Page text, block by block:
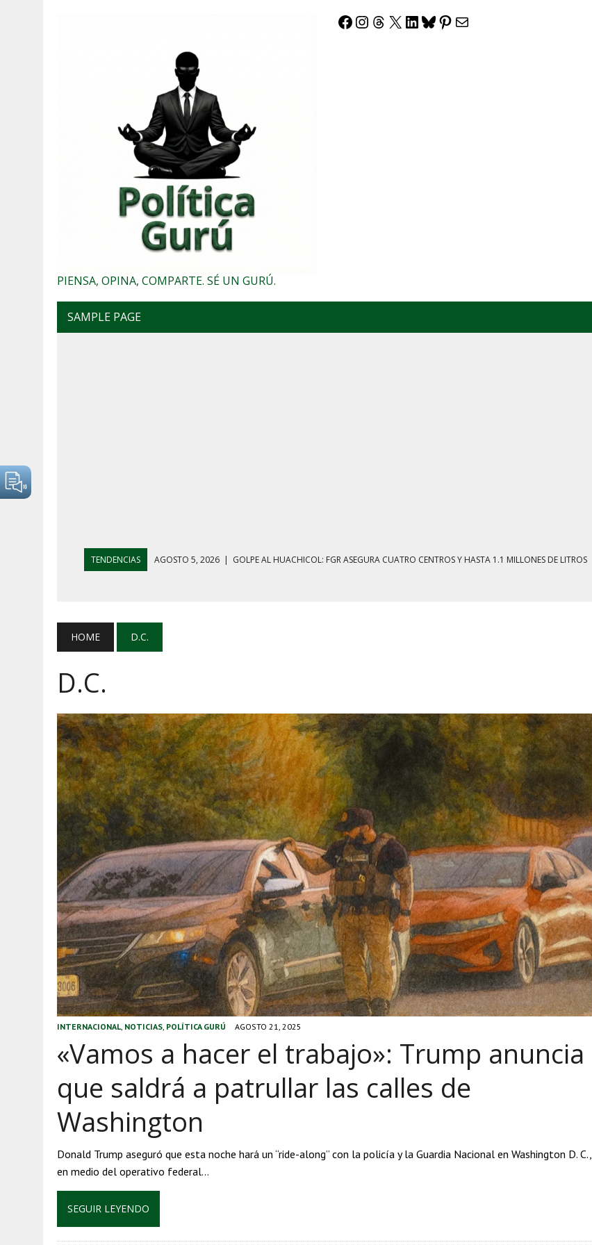
PIENSA, OPINA, COMPARTE. SÉ UN GURÚ.
Facebook
Instagram
Threads
X LinkedIn
Bluesky
Pinterest
Correo electrónico
SAMPLE PAGE
TENDENCIAS AGOSTO 4, 2026 | MAÑANERA DEL 4 DE AGOSTO: CINCO FRENTES BAJO EXAMEN
AGOSTO 5, 2026 |
AGOSTO 5, 2026
HOME D.C.
D.C.
INTERNACIONAL, NOTICIAS, POLÍTICA GURÚ AGOSTO 21, 2025
«Vamos a hacer el trabajo»: Trump anuncia
que saldrá a patrullar las calles de
Washington
Donald Trump aseguró que esta noche hará un “ride-along” con la policía y la Guardia Nacional en Washington D. C.,
en medio del operativo federal…
SEGUIR LEYENDO